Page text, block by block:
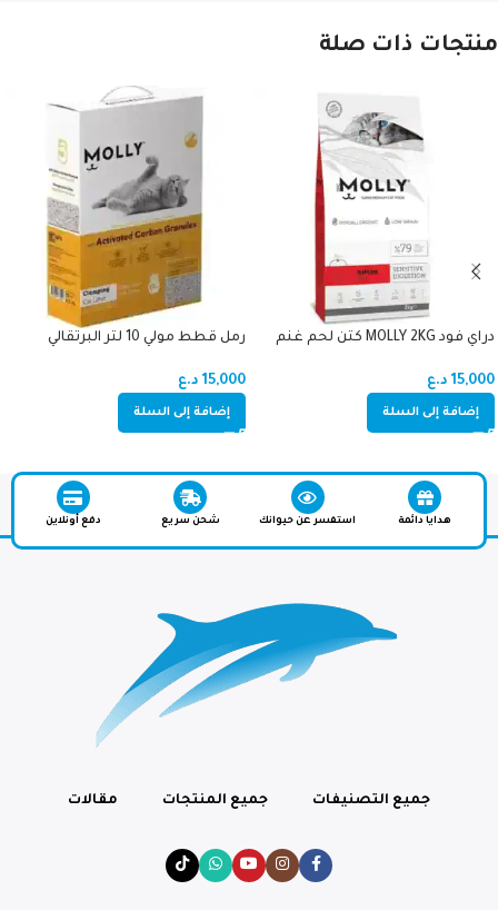
منتجات ذات صلة
دراي فود MOLLY 2KG كتن لحم غنم
15,000 د.ع
إضافة إلى السلة
رمل قطط مولي 10 لتر البرتقالي
15,000 د.ع
إضافة إلى السلة
هدايا دائمة استفسر عن حيوانك شحن سريع دفع أونلاين
جميع التصنيفات جميع المنتجات مقالات